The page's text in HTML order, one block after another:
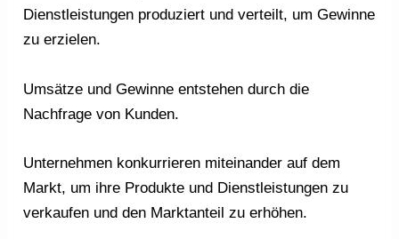
Dienstleistungen produziert und verteilt, um Gewinne
zu erzielen.
Umsätze und Gewinne entstehen durch die
Nachfrage von Kunden.
Unternehmen konkurrieren miteinander auf dem
Markt, um ihre Produkte und Dienstleistungen zu
verkaufen und den Marktanteil zu erhöhen.